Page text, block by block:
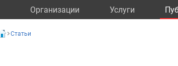
Организации Услуги
Статьи